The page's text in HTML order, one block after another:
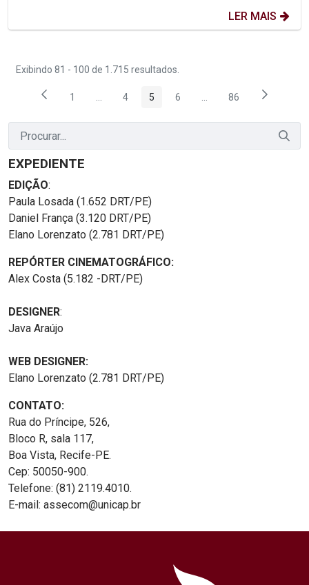
LER MAIS
Exibindo 81 - 100 de 1.715 resultados.
Página
1 ...Páginas intermediárias Usar ABA para navegar.
Página
4 Página
5 Página
6 ...Páginas intermediárias
Página
86
EXPEDIENTE
EDIÇÃO:
Paula Losada (1.652 DRT/PE)
Daniel França (3.120 DRT/PE)
Elano Lorenzato (2.781 DRT/PE)
REPÓRTER CINEMATOGRÁFICO:
Alex Costa (5.182 -DRT/PE)
DESIGNER:
Java Araújo
WEB DESIGNER:
Elano Lorenzato (2.781 DRT/PE)
CONTATO:
Rua do Príncipe, 526,
Bloco R, sala 117,
Boa Vista, Recife-PE.
Cep: 50050-900.
Telefone: (81) 2119.4010.
E-mail: assecom@unicap.br